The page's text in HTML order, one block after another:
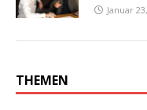
Januar
THEMEN